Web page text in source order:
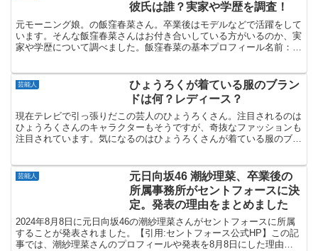
彼氏は誰？実家や学歴を調査！
元モーニング娘。の飯窪春菜さん。卒業後はモデルなどで活躍をして
います。そんな飯窪春菜さんはお付き合いしている方がいるのか、実
家や学歴について調べました。飯窪春菜の基本プロフィール名前：飯
芸能人
ひょうろくが着ている服のブラン
ドは何？レディース？
現在テレビで引っ張りだこの芸人のひょうろくさん。注目されるのは
ひょうろくさんのキャラクターもそうですが、奇抜なファッションも
注目されています。気になるのはひょうろくさんが着ている服のブラ
芸能人
元日向坂46 潮紗理菜、卒業後の
所属事務所がセントフォースに決
定。発表の理由をまとめました
2024年8月8日に元日向坂46の潮紗理菜さんがセントフォースに所属
することが発表されました。【引用:セントフォース公式HP】この記
事では、潮紗理菜さんのプロフィールや発表を8月8日にした理由、